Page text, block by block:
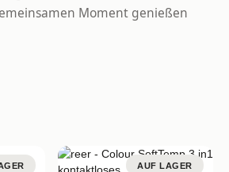
Moment genießen
AUF LAGER